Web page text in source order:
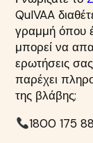
QuIVAA
γραμμή όπου
μπορεί να
ερωτήσεις
παρέχει
της βλάβης;
1800 175